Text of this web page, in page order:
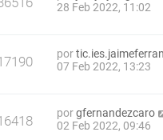
28 Feb 2022, 11:02
por
07 Feb 2022, 13:23
porgfernandezcaro
02 Feb 2022, 09:46